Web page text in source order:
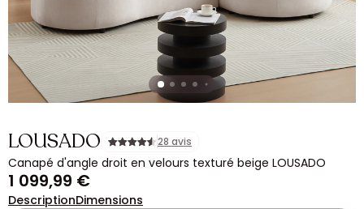
LOUSADO 28 avis
Canapé d'angle droit en velours texturé beige LOUSADO
1 099,99 €
DescriptionDimensions